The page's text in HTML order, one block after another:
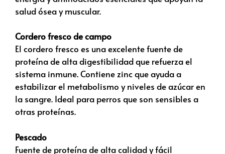
salud ósea y muscular.
Cordero fresco de campo
El cordero fresco es una excelente fuente de
proteína de alta digestibilidad que refuerza el
sistema inmune. Contiene zinc que ayuda a
estabilizar el metabolismo y niveles de azúcar en
la sangre. Ideal para perros que son sensibles a
otras proteínas.
Pescado
Fuente de proteína de alta calidad y fácil